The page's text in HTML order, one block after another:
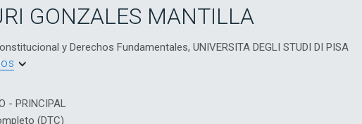
GONZALES MANTILLA
y Derechos Fundamentales, UNIVERSITA DEGLI STUDI DI PISA
- PRINCIPAL
(DTC)